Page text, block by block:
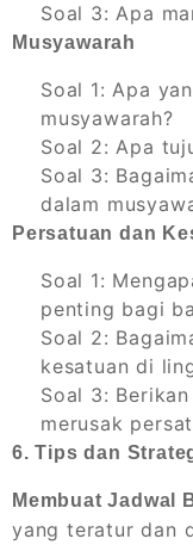
Soal 3: Apa
Musyawarah
Soal 1: Apa
musyawarah?
Soal 2: Apa
Soal 3:
dalam
Persatuan dan
Soal 1:
penting bagi
Soal 2:
kesatuan di
Soal 3:
merusak
6. Tips dan
Membuat Jadwal
yang teratur dan